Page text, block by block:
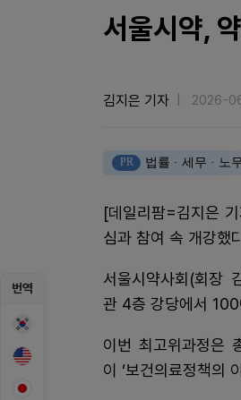
번역
서울시약,
김지은 기자 2026-
PR 법률 · 세무 · 노
[데일리팜=김지은
심과 참여 속 개강했
서울시약사회(회장
관 4층 강당에서 100
이번 최고위과정은
이 ‘보건의료정책의